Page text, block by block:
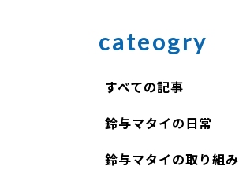
cateogry
すべての記事
鈴与マタイの日常
鈴与マタイの取り組み